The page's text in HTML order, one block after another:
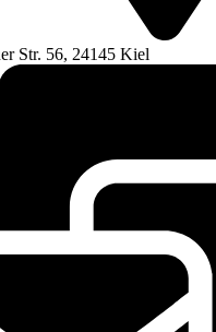
Str. 56, 24145 Kiel